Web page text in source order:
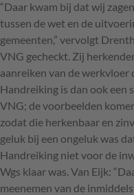
“Daar kwam bij dat wij
tussen de wet en de
gemeenten,” vervolgt
VNG gecheckt. Zij
aanreiken van de werkvloer
Handreiking is dan ook een
VNG; de voorbeelden
zodat die herkenbaar en
geluk bij een ongeluk was
Handreiking niet voor de
Wgs klaar was. Van Eijk:
meenemen van de